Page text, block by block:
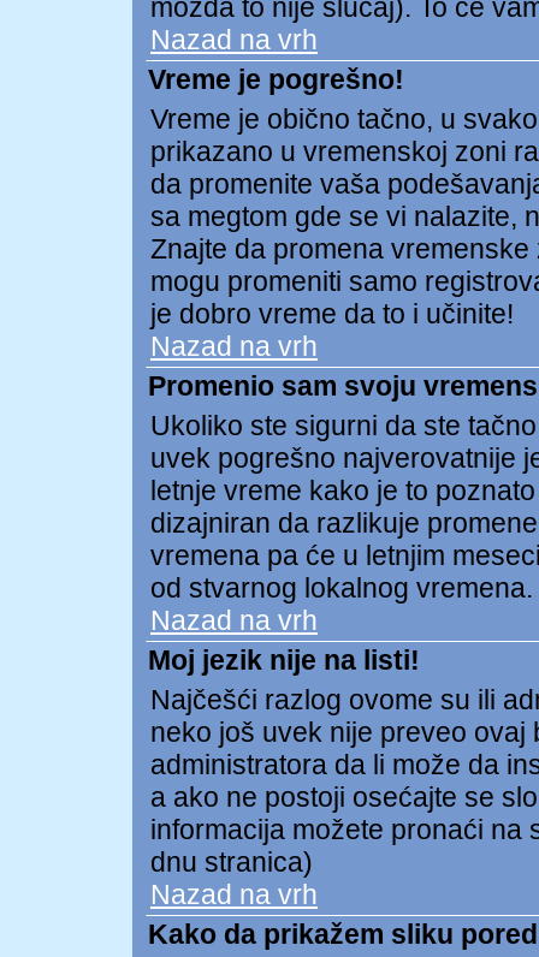
možda to nije slučaj). To će
Nazad na vrh
Vreme je pogrešno!
Vreme je obično tačno, u
prikazano u vremenskoj zoni
da promenite vaša
sa megtom gde se vi nalazite,
Znajte da promena
mogu promeniti samo
je dobro vreme da to i učinite!
Nazad na vrh
Promenio sam svoju
Ukoliko ste sigurni da ste
uvek pogrešno najverovatnije
letnje vreme kako je to
dizajniran da razlikuje
vremena pa će u letnjim
od stvarnog lokalnog vremena.
Nazad na vrh
Moj jezik nije na listi!
Najčešći razlog ovome su ili
neko još uvek nije preveo ovaj
administratora da li može da
a ako ne postoji osećajte se
informacija možete pronaći na
dnu stranica)
Nazad na vrh
Kako da prikažem sliku